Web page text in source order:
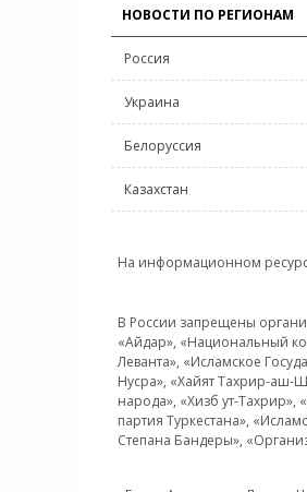
НОВОСТИ ПО РЕГИОНАМ
Россия
Украина
Белоруссия
Казахстан
На информационном
В России запрещены
«Айдар», «Национальный
Леванта», «Исламское
Нусра», «Хайят Тахрир-аш-
народа», «Хизб ут-
партия Туркестана»,
Степана Бандеры»,